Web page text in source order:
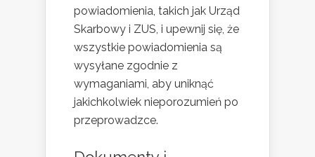
powiadomienia, takich jak Urząd
Skarbowy i ZUS, i upewnij się, że
wszystkie powiadomienia są
wysyłane zgodnie z
wymaganiami, aby uniknąć
jakichkolwiek nieporozumień po
przeprowadzce.